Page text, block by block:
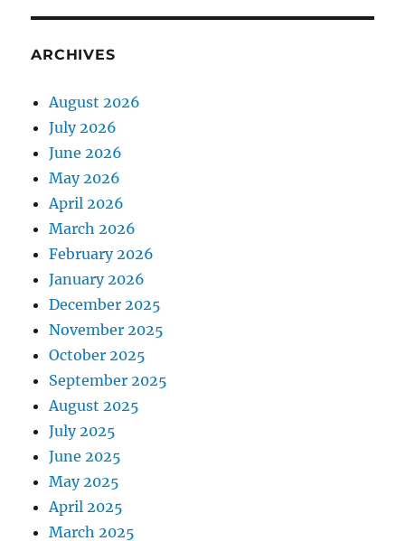
ARCHIVES
August 2026
July 2026
June 2026
May 2026
April 2026
March 2026
February 2026
January 2026
December 2025
November 2025
October 2025
September 2025
August 2025
July 2025
June 2025
May 2025
April 2025
March 2025